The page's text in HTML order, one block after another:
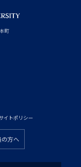
町
イトポリシー
方へ